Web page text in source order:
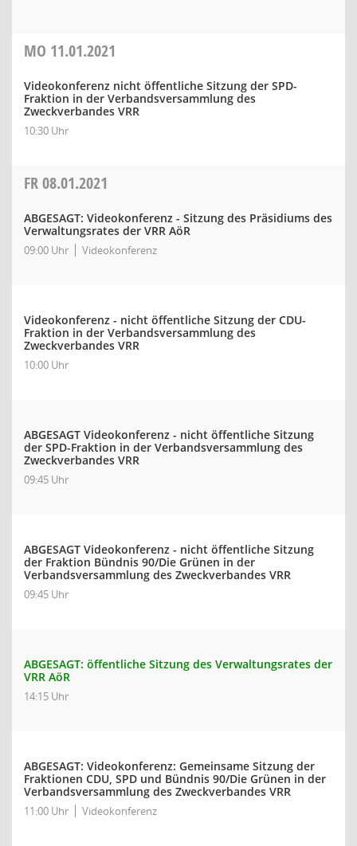
MO 11.01.2021
Videokonferenz nicht öffentliche Sitzung der SPD-
Fraktion in der Verbandsversammlung des
Zweckverbandes VRR
10:30 Uhr
FR08.01.2021
ABGESAGT: Videokonferenz - Sitzung des Präsidiums des
Verwaltungsrates der VRR AöR
09:00 Uhr Videokonferenz
Videokonferenz - nicht öffentliche Sitzung der CDU-
Fraktion in der Verbandsversammlung des
Zweckverbandes VRR
10:00 Uhr
ABGESAGT Videokonferenz - nicht öffentliche Sitzung
der SPD-Fraktion in der Verbandsversammlung des
Zweckverbandes VRR
09:45 Uhr
ABGESAGT Videokonferenz - nicht öffentliche Sitzung
der Fraktion Bündnis 90/Die Grünen in der
Verbandsversammlung des Zweckverbandes VRR
09:45 Uhr
ABGESAGT: öffentliche Sitzung des Verwaltungsrates der
VRR AöR
14:15 Uhr
ABGESAGT: Videokonferenz: Gemeinsame Sitzung der
Fraktionen CDU, SPD und Bündnis 90/Die Grünen in der
Verbandsversammlung des Zweckverbandes VRR
11:00 Uhr Videokonferenz